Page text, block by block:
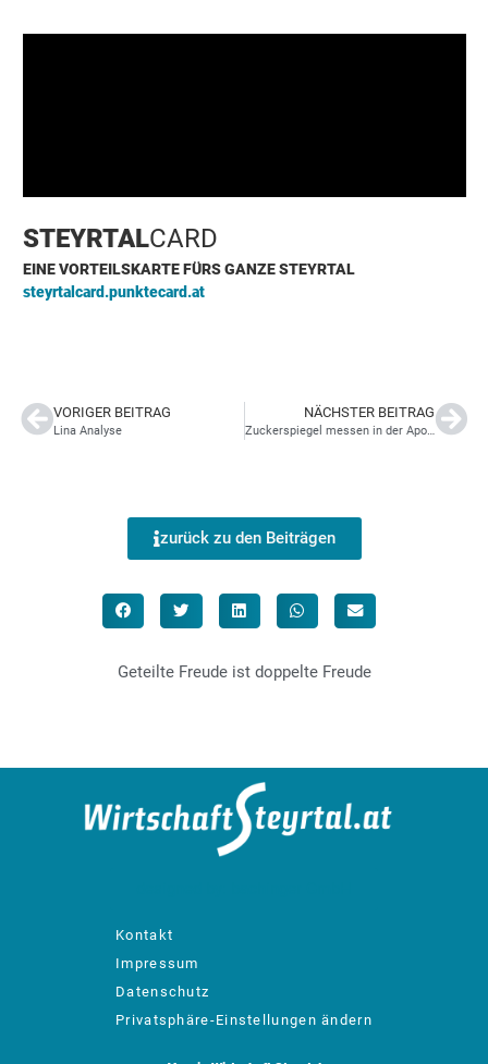
STEYRTALCARD
EINE VORTEILSKARTE FÜRS GANZE STEYRTAL
steyrtalcard.punktecard.at
VORIGER BEITRAG
Lina Analyse
NÄCHSTER BEITRAG
Zuckerspiegel messen in der Apotheke
zurück zu den Beiträgen
Geteilte Freude ist doppelte Freude
Kontakt
Impressum
Datenschutz
Privatsphäre-Einstellungen ändern